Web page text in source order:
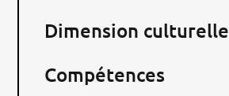
Dimension culturelle
Compétences